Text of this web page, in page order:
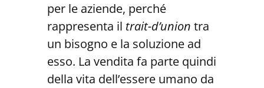
per le aziende, perché
rappresenta il trait-d’union tra
un bisogno e la soluzione ad
esso. La vendita fa parte quindi
della vita dell’essere umano da